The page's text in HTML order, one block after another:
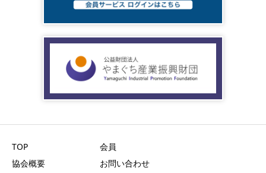
TOP
協会概要
会員
お問い合わせ